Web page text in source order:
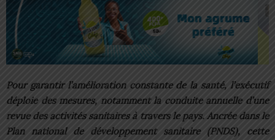
Pour garantir l’amélioration constante de la santé, l’exécutif
déploie des mesures, notamment la conduite annuelle d’une
revue des activités sanitaires à travers le pays. Ancrée dans le
Plan national de développement sanitaire (PNDS), cette